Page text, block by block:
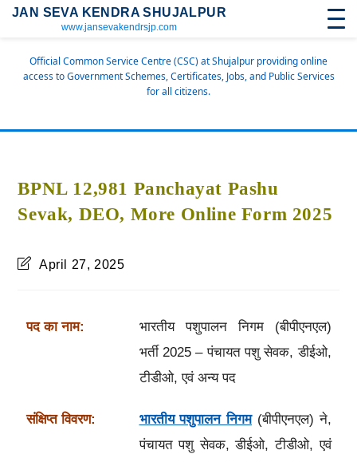
JAN SEVA KENDRA SHUJALPUR
www.jansevakendrsjp.com
Official Common Service Centre (CSC) at Shujalpur providing online
access to Government Schemes, Certificates, Jobs, and Public Services
for all citizens.
BPNL 12,981 Panchayat Pashu
Sevak, DEO, More Online Form 2025
April 27, 2025
पद का नाम:
भारतीय पशुपालन निगम (बीपीएनएल)
भर्ती 2025 – पंचायत पशु सेवक, डीईओ,
टीडीओ, एवं अन्य पद
संक्षिप्त विवरण: भारतीय पशुपालन निगम(बीपीएनएल) ने,
पंचायत पशु सेवक, डीईओ, टीडीओ, एवं